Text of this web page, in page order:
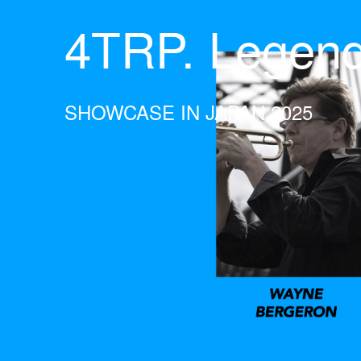
4TRP.
SHOWCASE IN JAPAN 2025